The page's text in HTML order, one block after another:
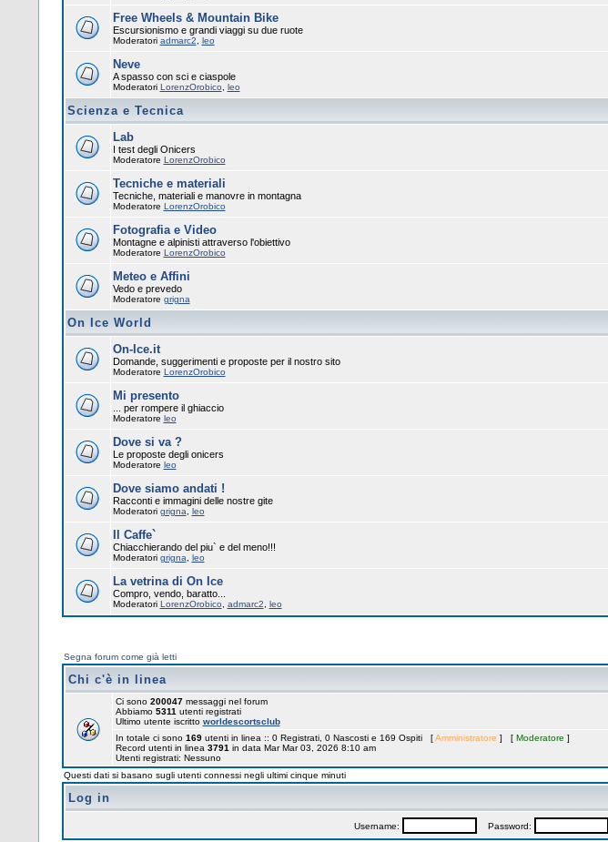
Free Wheels & Mountain Bike
Escursionismo e grandi viaggi su due ruote
Moderatori admarc2 leo
Neve
A spasso con sci e ciaspole
Moderatori LorenzOrobico leo
Scienza e Tecnica
Lab
I test degli Onicers
Moderatore LorenzOrobico
Tecniche e materiali
Tecniche, materiali e manovre in montagna
Moderatore LorenzOrobico
Fotografia e Video
Montagne e alpinisti attraverso l'obiettivo
Moderatore LorenzOrobico
Meteo e Affini
Vedo e prevedo
Moderatore grigna
On Ice World
On-Ice.it
Domande, suggerimenti e proposte per il nostro sito
Moderatore LorenzOrobico
Mi presento
... per rompere il ghiaccio
Moderatore leo
Dove si va ?
Le proposte degli onicers
Moderatore leo
Dove siamo andati !
Racconti e immagini delle nostre gite
Moderatori grigna leo
Il Caffe`
Chiacchierando del piu` e del meno!!!
Moderatori grigna leo
La vetrina di On Ice
Compro, vendo, baratto...
Moderatori LorenzOrobico admarc2 leo
Segna forum come già letti
Chi c'è in linea
Ci sono 200047messaggi nel forum
Abbiamo 5311 utenti registrati
Ultimo utente iscritto worldescortsclub
In totale ci sono 169utenti in linea :: 0 Registrati, 0 Nascosti e 169 Ospiti [Amministratore ] [ Moderatore ]
Record utenti in linea 3791 in data Mar Mar 03, 2026 8:10 am
Utenti registrati: Nessuno
Questi dati si basano sugli utenti connessi negli ultimi cinque minuti
Log in
Username: Password: